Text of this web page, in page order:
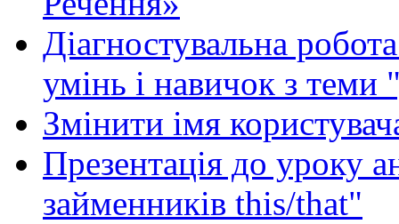
Діагностувальна
умінь і навичок з теми
Змінити імя
Презентація до уроку
займенників this/that"